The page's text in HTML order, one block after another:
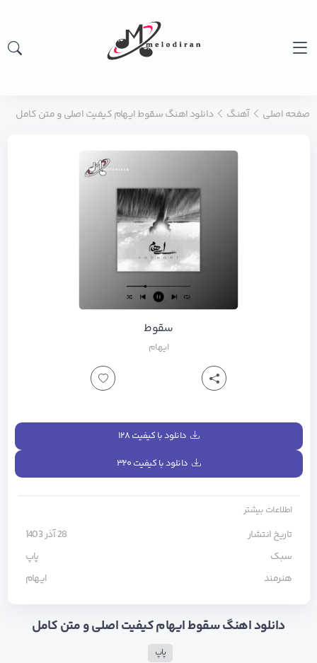
صفحه اصلی آهنگ دانلود اهنگ سقوط ایهام کیفیت اصلی و متن کامل
سقوط
ایهام
دانلود با کیفیت ۱۲۸
دانلود با کیفیت ۳۲۰
اطلاعات بیشتر
تاریخ انتشار
28 آذر 1403
سبک
پاپ
هنرمند
ایهام
دانلود اهنگ سقوط ایهام کیفیت اصلی و متن کامل
پاپ